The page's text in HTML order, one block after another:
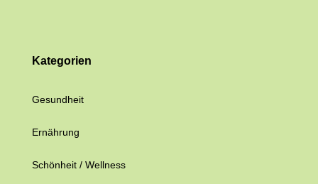
Kategorien
Gesundheit
Ernährung
Schönheit / Wellness